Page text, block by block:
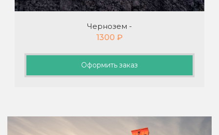
Чернозем -
1300 ₽
Оформить заказ